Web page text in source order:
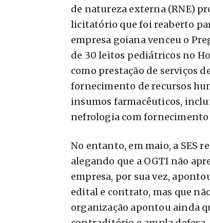
de natureza externa (RNE)
licitatório que foi reaberto
empresa goiana venceu o
de 30 leitos pediátricos no
como prestação de serviços
fornecimento de recursos
insumos farmacêuticos,
nefrologia com
No entanto, em maio, a SES
alegando que a OGTI não
empresa, por sua vez,
edital e contrato, mas que
organização apontou ainda